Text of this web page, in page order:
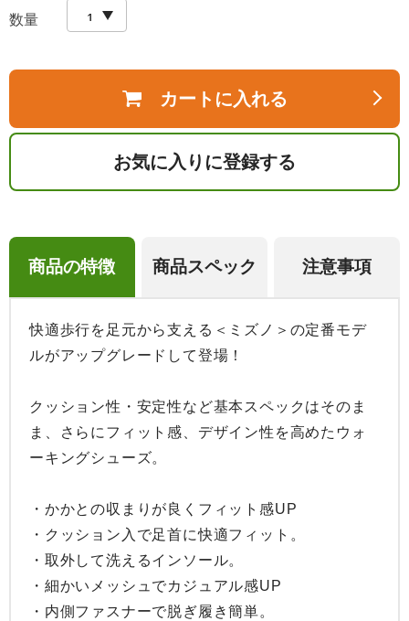
数量
カートに入れる
お気に入りに登録する
商品の特徴 商品スペック 注意事項
快適歩行を足元から支える＜ミズノ＞の定番モデ
ルがアップグレードして登場！
クッション性・安定性など基本スペックはそのま
ま、さらにフィット感、デザイン性を高めたウォ
ーキングシューズ。
・かかとの収まりが良くフィット感UP
・クッション入で足首に快適フィット。
・取外して洗えるインソール。
・細かいメッシュでカジュアル感UP
・内側ファスナーで脱ぎ履き簡単。